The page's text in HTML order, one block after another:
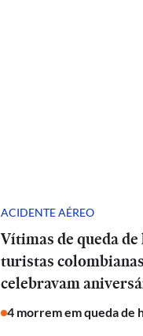
ACIDENTE AÉREO
Vítimas de queda
turistas
celebravam
4 morrem em queda de